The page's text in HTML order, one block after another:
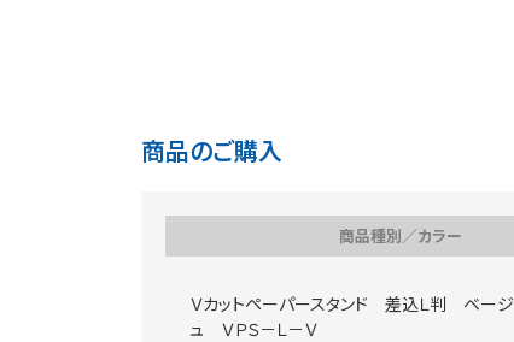
商品のご購入
商品種別／カラー
Ｖカットペーパースタンド 差込Ｌ判 ベージ
ュ ＶＰＳ－Ｌ－Ｖ